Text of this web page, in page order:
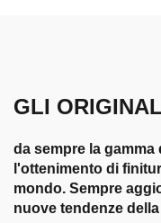
GLI
da sempre la gamma
l'ottenimento di
mondo. Sempre
nuove tendenze